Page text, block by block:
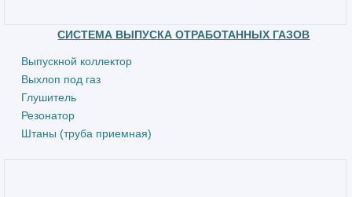
СИСТЕМА ВЫПУСКА ОТРАБОТАННЫХ ГАЗОВ
Выпускной коллектор
Выхлоп под газ
Глушитель
Резонатор
Штаны (труба приемная)